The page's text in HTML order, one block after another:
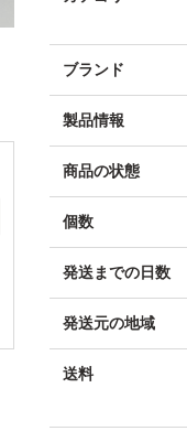
ブランド
製品情報
商品の状態
個数
発送までの日数
発送元の地域
送料